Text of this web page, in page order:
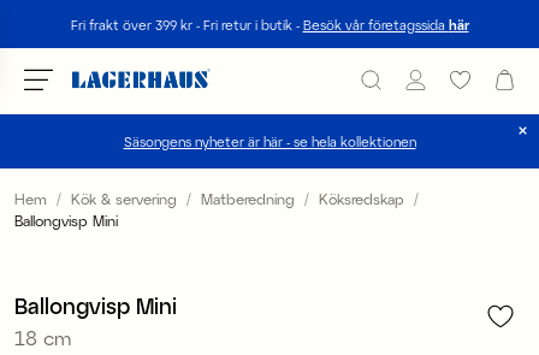
Fri frakt över 399 kr - Fri retur i butik - Besök vår företagssida här
Säsongens nyheter är här - se hela kollektionen
Välj språk / valuta
Hem Kök & servering Matberedning
Köksredskap
Ballongvisp Mini
Ballongvisp Mini
18 cm